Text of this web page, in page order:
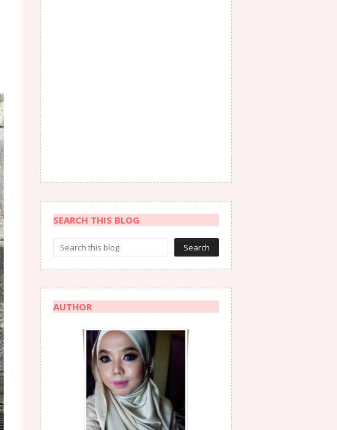
SEARCH THIS BLOG
AUTHOR